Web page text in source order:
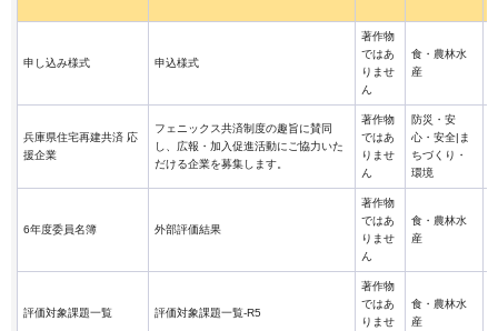
申し込み様式 申込様式
著作物
ではあ
りませ
ん
食・農林水
産
兵庫県住宅再建共済 応
援企業
フェニックス共済制度の趣旨に賛同
し、広報・加入促進活動にご協力いた
だける企業を募集します。
著作物
ではあ
りませ
ん
防災・安
心・安全|ま
ちづくり・
環境
6年度委員名簿 外部評価結果
著作物
ではあ
りませ
ん
食・農林水
産
評価対象課題一覧 評価対象課題一覧-R5
著作物
ではあ
りませ
食・農林水
産